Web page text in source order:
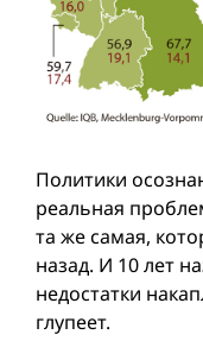
Политики
реальная
та же самая,
назад. И 10 лет
недостатки
глупеет.